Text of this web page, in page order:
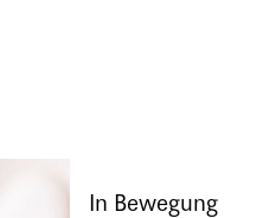
In Bewegung